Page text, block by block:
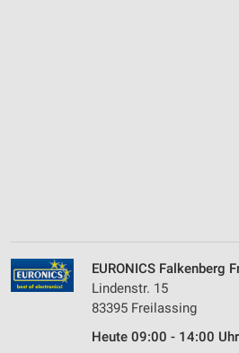
EURONICS Falkenberg
Lindenstr. 15
83395 Freilassing
Heute 09:00 - 14:00